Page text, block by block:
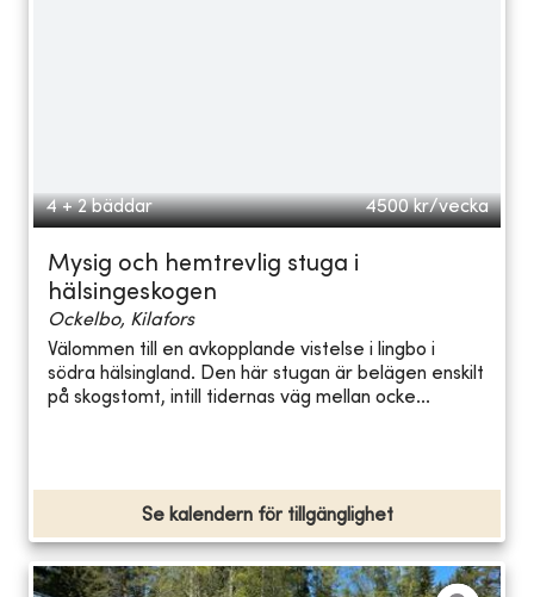
4 + 2 bäddar 4500 kr/vecka
Mysig och hemtrevlig stuga i
hälsingeskogen
Ockelbo, Kilafors
Välommen till en avkopplande vistelse i lingbo i
södra hälsingland. Den här stugan är belägen enskilt
på skogstomt, intill tidernas väg mellan ocke...
Se kalendern för tillgänglighet